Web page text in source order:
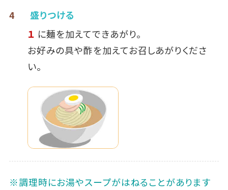
4
盛りつける
１ に麺を加えてできあがり。
お好みの具や酢を加えてお召しあがりくださ
い。
※調理時にお湯やスープがはねることがあります